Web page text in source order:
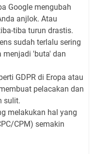
Google mengubah
anjlok. Atau
tiba turun drastis.
sudah terlalu sering
menjadi 'buta' dan
GDPR di Eropa atau
pelacakan dan
sulit.
melakukan hal yang
CPM) semakin